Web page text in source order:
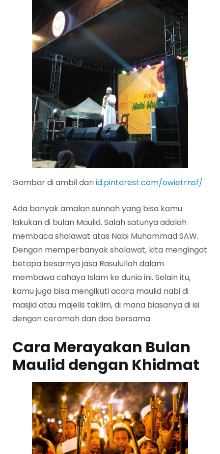
Gambar di ambil dariid.pinterest.com/owietrnsf/
Ada banyak amalan sunnah yang bisa kamu
lakukan di bulan Maulid. Salah satunya adalah
membaca shalawat atas Nabi Muhammad SAW.
Dengan memperbanyak shalawat, kita mengingat
betapa besarnya jasa Rasulullah dalam
membawa cahaya Islam ke dunia ini. Selain itu,
kamu juga bisa mengikuti acara maulid nabi di
masjid atau majelis taklim, di mana biasanya di isi
dengan ceramah dan doa bersama.
Cara Merayakan Bulan
Maulid dengan Khidmat